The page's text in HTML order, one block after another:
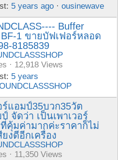
5 years ago ·ousinewave
Buffer
BF-1 ขายบัฟเฟอร์หลอด
8185839
· 12,918 Views
5 years
ร์แอมป์35บวก35วัต
จัดว่า เป็นเพาเวอร์
คุ้มค่ามากค่ะราคาก็ไม่
ยงดีอีกเครื่อง
· 11,350 Views